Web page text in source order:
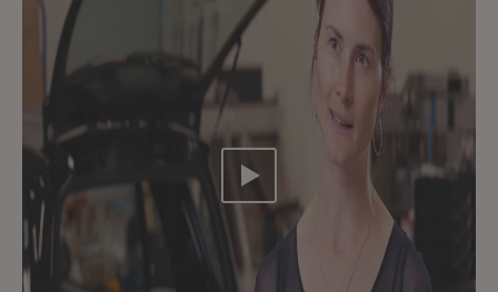
Video abspielen